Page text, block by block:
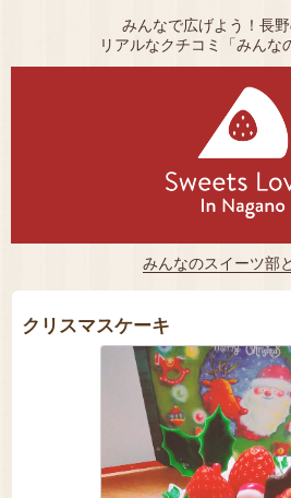
みんなで広げよう！長
リアルなクチコミ「みんな
みんなのスイーツ部
クリスマスケーキ